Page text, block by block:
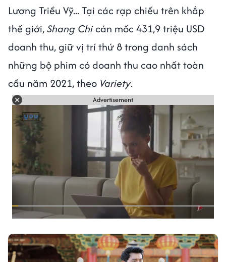
Lương Triều Vỹ... Tại các rạp chiếu trên khắp
thế giới,Shang Chicán mốc 431,9 triệu USD
doanh thu, giữ vị trí thứ 8 trong danh sách
những bộ phim có doanh thu cao nhất toàn
cầu năm 2021, theo Variety.
Advertisement